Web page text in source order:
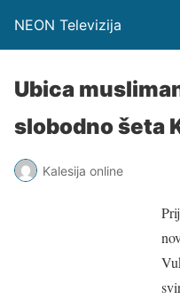
NEON Televizija
Ubica
slobodno šeta
Kalesija online